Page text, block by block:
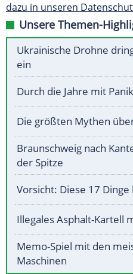
dazu in unseren
Unsere Themen-
Ukrainische Drohne
ein
Durch die Jahre mit
Die größten Mythen
Braunschweig nach
der Spitze
Vorsicht: Diese 17 Dinge
Illegales Asphalt-Kartell
Memo-Spiel mit den
Maschinen